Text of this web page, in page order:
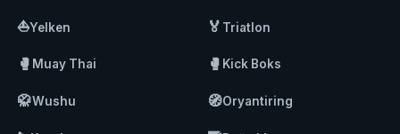
⛵Yelken 🏅 Triatlon
🥊 Muay Thai 🥊 Kick Boks
🥋Wushu 🧭Oryantiring